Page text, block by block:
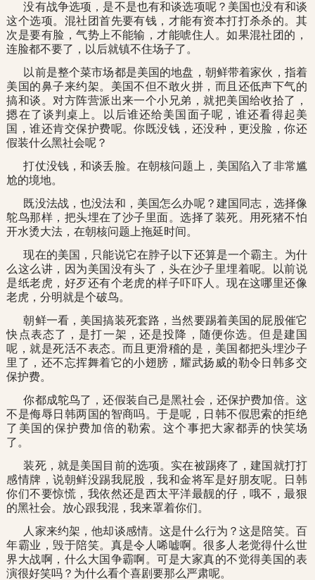
没有战争选项，是不是也有和谈选项呢？美国也没有和谈
这个选项。混社团首先要有钱，才能有资本打打杀杀的。其
次是要有脸，气势上不能输，才能唬住人。如果混社团的，
连脸都不要了，以后就镇不住场子了。
以前是整个菜市场都是美国的地盘，朝鲜带着家伙，指着
美国的鼻子来约架。美国不但不敢火拼，而且还低声下气的
搞和谈。对方阵营派出来一个小兄弟，就把美国给收拾了，
摁在了谈判桌上。以后谁还给美国面子呢，谁还看得起美
国，谁还肯交保护费呢。你既没钱，还没种，更没脸，你还
假装什么黑社会呢？
打仗没钱，和谈丢脸。在朝核问题上，美国陷入了非常尴
尬的境地。
既没法战，也没法和，美国怎么办呢？建国同志，选择像
鸵鸟那样，把头埋在了沙子里面。选择了装死。用死猪不怕
开水烫大法，在朝核问题上拖延时间。
现在的美国，只能说它在脖子以下还算是一个霸主。为什
么这么讲，因为美国没有头了，头在沙子里埋着呢。以前说
是纸老虎，好歹还有个老虎的样子吓吓人。现在这哪里还像
老虎，分明就是个破鸟。
朝鲜一看，美国搞装死套路，当然要踢着美国的屁股催它
快点表态了，是打一架，还是投降，随便你选。但是建国
呢，就是死活不表态。而且更滑稽的是，美国都把头埋沙子
里了，还不忘挥舞着它的小翅膀，耀武扬威的勒令日韩多交
保护费。
你都成鸵鸟了，还假装自己是黑社会，还保护费加倍。这
不是侮辱日韩两国的智商吗。于是呢，日韩不假思索的拒绝
了美国的保护费加倍的勒索。这个事把大家都弄的快笑场
了。
装死，就是美国目前的选项。实在被踢疼了，建国就打打
感情牌，说朝鲜没踢我屁股，我和金将军是好朋友呢。日韩
你们不要惊慌，我依然还是西太平洋最靓的仔，哦不，最狠
的黑社会。放心跟我混，我来罩着你们。
人家来约架，他却谈感情。这是什么行为？这是陪笑。百
年霸业，毁于陪笑。真是令人唏嘘啊。很多人老觉得什么世
界大战啊，什么大国争霸啊。可是大家真的不觉得美国的表
演很好笑吗？为什么看个喜剧要那么严肃呢。